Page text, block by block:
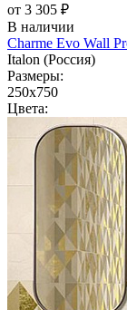
от 3 305 ₽
В наличии
Charme Evo Wall
Italon (Россия)
Размеры:
250x750
Цвета: